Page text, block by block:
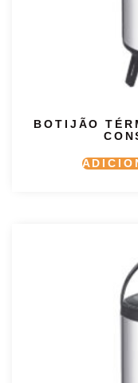
BOTIJÃO